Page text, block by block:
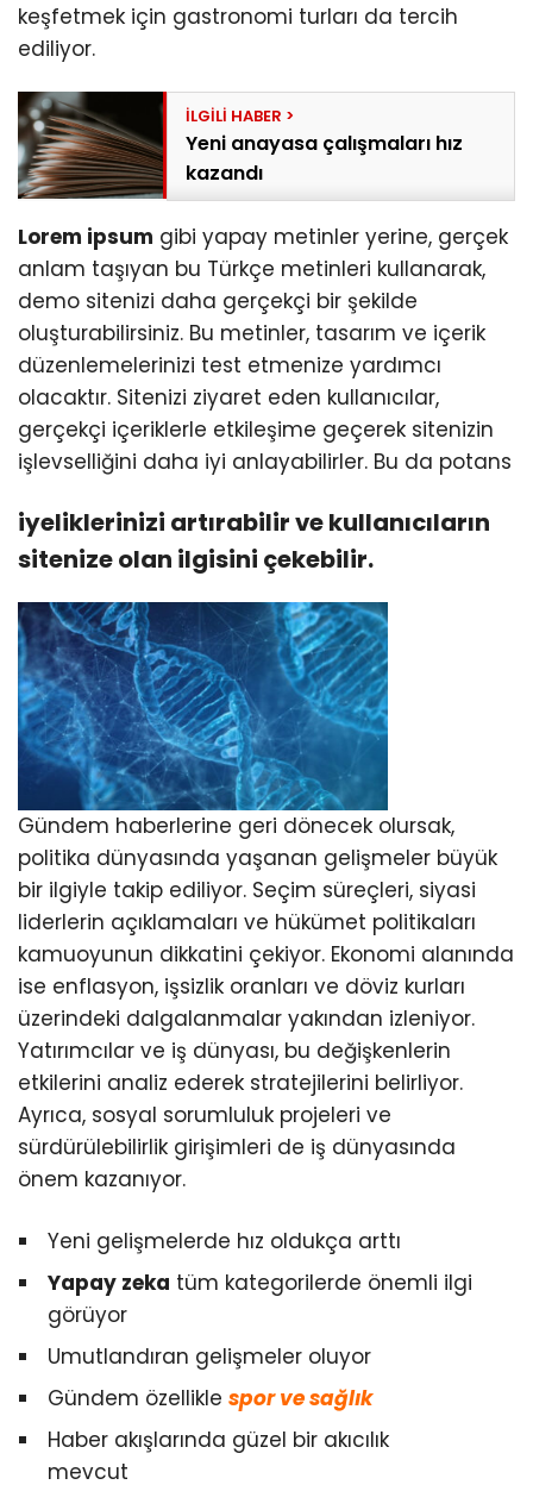
keşfetmek için gastronomi turları da tercih
ediliyor.
Yeni anayasa çalışmaları hız
kazandı
Lorem ipsum gibi yapay metinler yerine, gerçek
anlam taşıyan bu Türkçe metinleri kullanarak,
demo sitenizi daha gerçekçi bir şekilde
oluşturabilirsiniz. Bu metinler, tasarım ve içerik
düzenlemelerinizi test etmenize yardımcı
olacaktır. Sitenizi ziyaret eden kullanıcılar,
gerçekçi içeriklerle etkileşime geçerek sitenizin
işlevselliğini daha iyi anlayabilirler. Bu da potans
iyeliklerinizi artırabilir ve kullanıcıların
sitenize olan ilgisini çekebilir.
Gündem haberlerine geri dönecek olursak,
politika dünyasında yaşanan gelişmeler büyük
bir ilgiyle takip ediliyor. Seçim süreçleri, siyasi
liderlerin açıklamaları ve hükümet politikaları
kamuoyunun dikkatini çekiyor. Ekonomi alanında
ise enflasyon, işsizlik oranları ve döviz kurları
üzerindeki dalgalanmalar yakından izleniyor.
Yatırımcılar ve iş dünyası, bu değişkenlerin
etkilerini analiz ederek stratejilerini belirliyor.
Ayrıca, sosyal sorumluluk projeleri ve
sürdürülebilirlik girişimleri de iş dünyasında
önem kazanıyor.
Yeni gelişmelerde hız oldukça arttı
Yapay zeka tüm kategorilerde önemli ilgi
görüyor
Umutlandıran gelişmeler oluyor
Gündem özellikle spor ve sağlık
Haber akışlarında güzel bir akıcılık
mevcut